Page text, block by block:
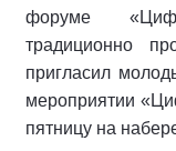
форуме
традиционно
пригласил
мероприятии
пятницу на